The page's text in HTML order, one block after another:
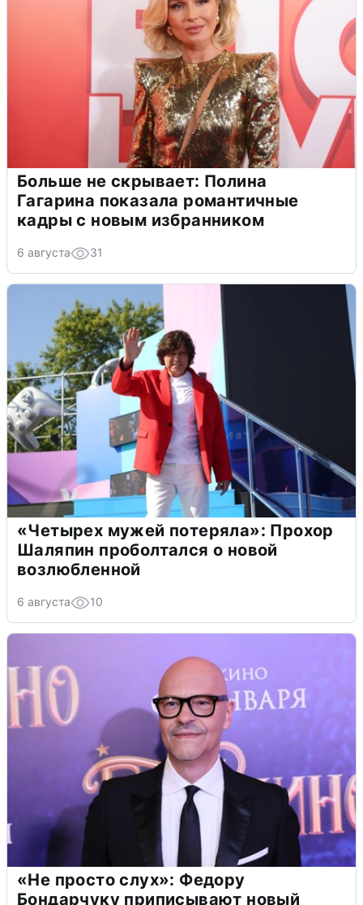
Больше не скрывает: Полина
Гагарина показала романтичные
кадры с новым избранником
6 августа 31
«Четырех мужей потеряла»: Прохор
Шаляпин проболтался о новой
возлюбленной
6 августа 10
«Не просто слух»: Федору
Бондарчуку приписывают новый